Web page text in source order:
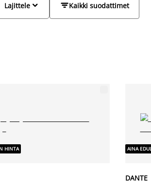
Kaikki suodattimet

Lajittele
HINTA
AINA
DANTE